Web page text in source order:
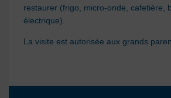
restaurer (frigo, micro-onde, cafetière,
électrique).
La visite est autorisée aux grands